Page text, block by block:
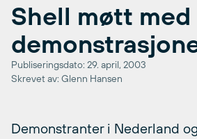
Shell møtt med
Publiseringsdato: 29. april, 2003
Skrevet av: Glenn Hansen
Demonstranter i Nederland